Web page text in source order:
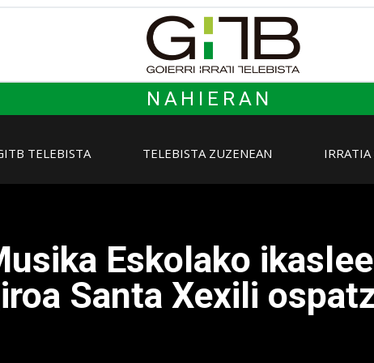
NAHIERAN
TELEBISTA TELEBISTA ZUZENEAN
Eskolako
Santa Xexili